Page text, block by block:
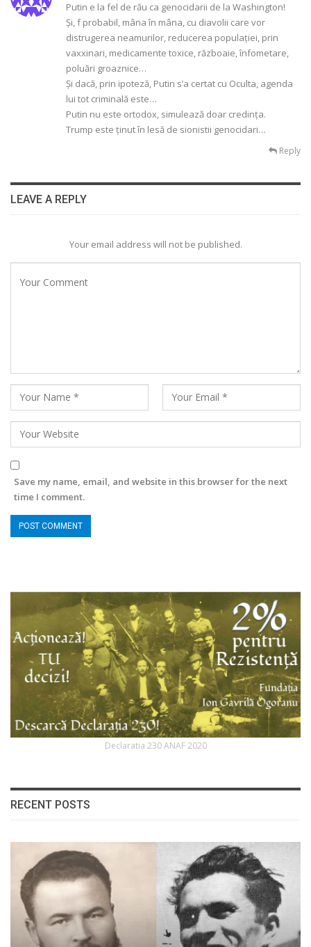
Putin e la fel de rău ca genocidarii de la Washington!
Și, f probabil, mâna în mâna, cu diavolii care vor
distrugerea neamurilor, reducerea populației, prin
vaxxinari, medicamente toxice, războaie, înfometare,
poluări groaznice…
Și dacă, prin ipoteză, Putin s’a certat cu Oculta, agenda
lui tot criminală este…
Putin nu este ortodox, simulează doar credința.
Trump este ținut în lesă de sionistii genocidari…
Reply
LEAVE A REPLY
Your email address will not be published.
Save my name, email, and website in this browser for the next
time I comment.
Declaratia 230 ANAF 2020
RECENT POSTS